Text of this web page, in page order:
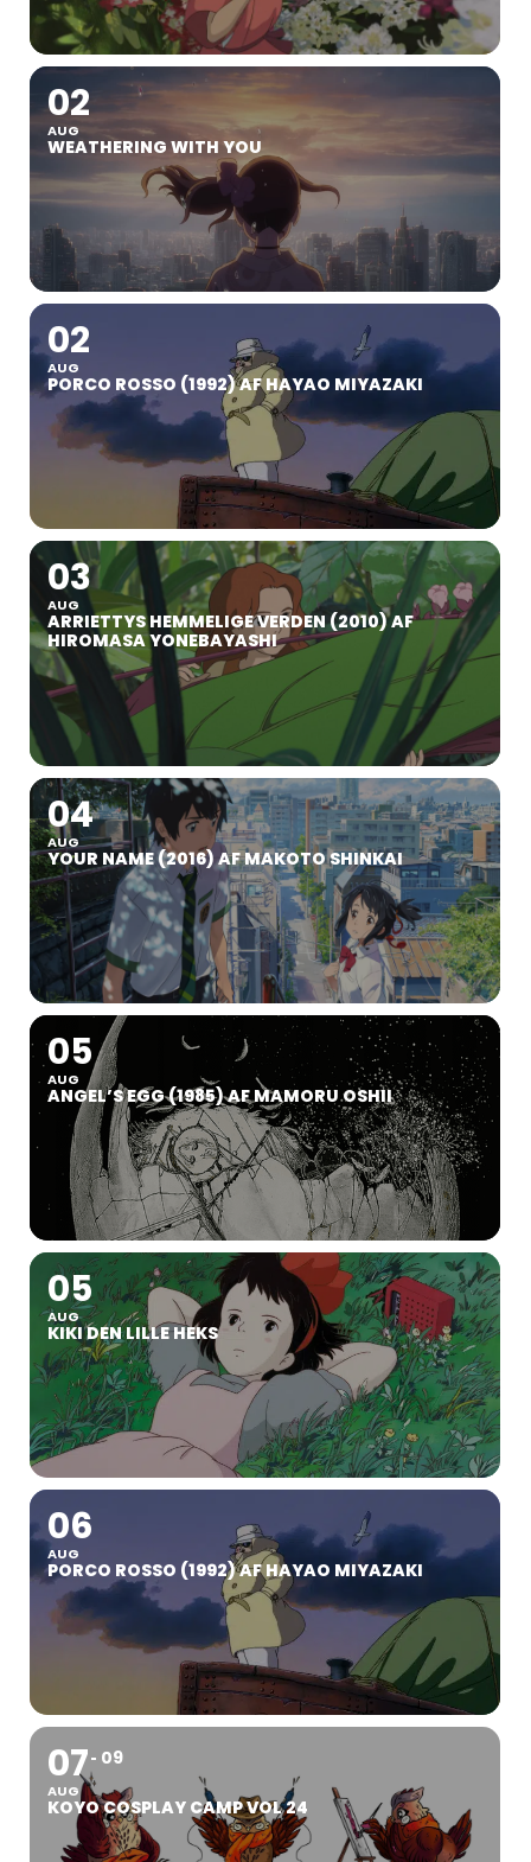
02
AUG
WEATHERING WITH YOU
02
AUG
PORCO ROSSO (1992) AF HAYAO MIYAZAKI
03
AUG
ARRIETTYS HEMMELIGE VERDEN (2010) AF
HIROMASA YONEBAYASHI
04
AUG
YOUR NAME (2016) AF MAKOTO SHINKAI
05
AUG
ANGEL’S EGG (1985) AF MAMORU OSHII
05
AUG
KIKI DEN LILLE HEKS
06
AUG
PORCO ROSSO (1992) AF HAYAO MIYAZAKI
07
AUG
09
KOYO COSPLAY CAMP VOL 24